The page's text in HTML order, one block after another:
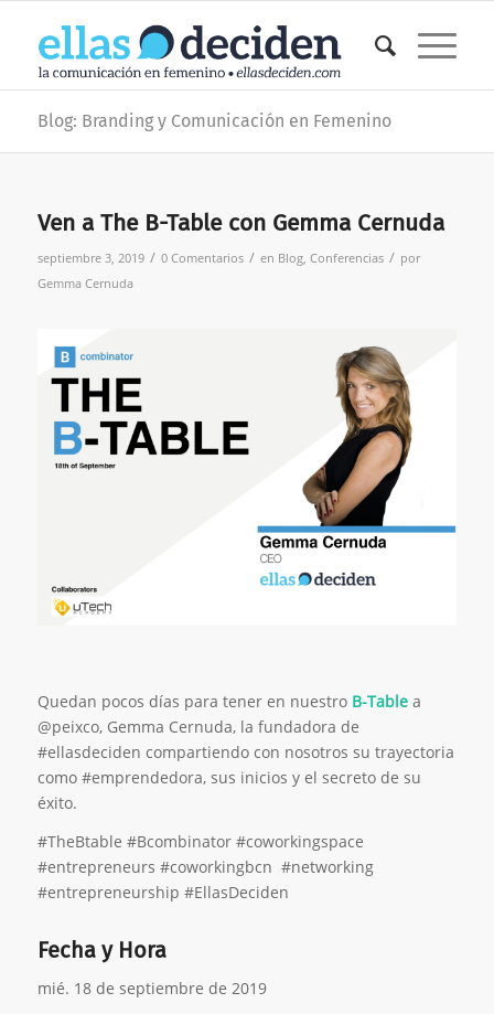
Blog: Branding y Comunicación en Femenino
Ven a The B-Table con Gemma Cernuda
septiembre 3, 2019 / 0 Comentarios / en Blog, Conferencias / por
Gemma Cernuda
Quedan pocos días para tener en nuestro B-Tablea
@peixco, Gemma Cernuda, la fundadora de
#ellasdeciden compartiendo con nosotros su trayectoria
como #emprendedora, sus inicios y el secreto de su
éxito.
#TheBtable #Bcombinator #coworkingspace
#entrepreneurs #coworkingbcn #networking
#entrepreneurship #EllasDeciden
Fecha y Hora
mié. 18 de septiembre de 2019